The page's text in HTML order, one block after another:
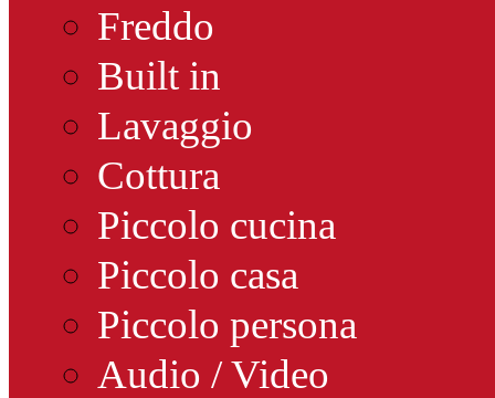
Freddo
Built in
Lavaggio
Cottura
Piccolo cucina
Piccolo casa
Piccolo persona
Audio / Video